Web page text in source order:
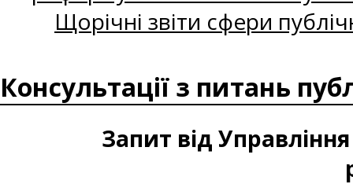
Щорічні звіти сфери
Консультації з питань
Запит від